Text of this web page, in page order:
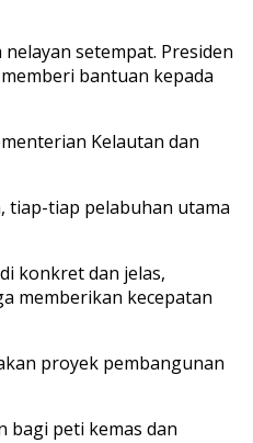
setempat. Presiden
bantuan kepada
Kelautan dan
tiap-tiap pelabuhan utama
konkret dan jelas,
memberikan kecepatan
proyek pembangunan
bagi peti kemas dan